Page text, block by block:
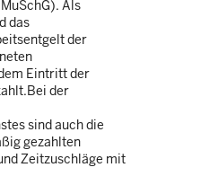
Als
das
der
Eintritt der
der
sind auch die
gezahlten
Zeitzuschläge mit